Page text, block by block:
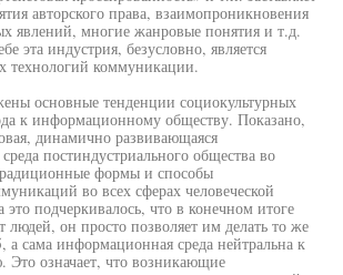
авторского права, взаимопроникновения
явлений, многие жанровые понятия и т.д.
эта индустрия, безусловно, является
технологий коммуникации.
основные тенденции социокультурных
к информационному обществу. Показано,
динамично развивающаяся
постиндустриального общества во
формы и способы
во всех сферах человеческой
подчеркивалось, что в конечном итоге
людей, он просто позволяет им делать то же
а сама информационная среда нейтральна к
Это означает, что возникающие